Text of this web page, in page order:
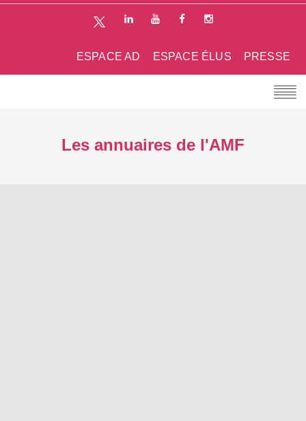
PRESSE
ESPACE ÉLUS
ESPACE AD
Les annuaires de l'AMF